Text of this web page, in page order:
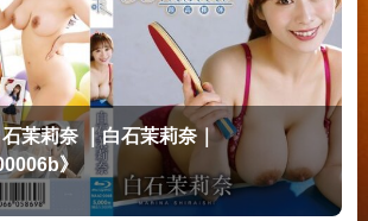
茉莉奈 ｜白石茉莉奈｜
》